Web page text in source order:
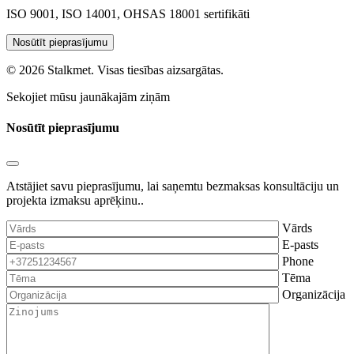
ISO 9001, ISO 14001, OHSAS 18001 sertifikāti
Nosūtīt pieprasījumu
© 2026 Stalkmet. Visas tiesības aizsargātas.
Sekojiet mūsu jaunākajām ziņām
Nosūtīt pieprasījumu
Atstājiet savu pieprasījumu, lai saņemtu bezmaksas konsultāciju un
projekta izmaksu aprēķinu..
Vārds
E-pasts
Phone
Tēma
Organizācija